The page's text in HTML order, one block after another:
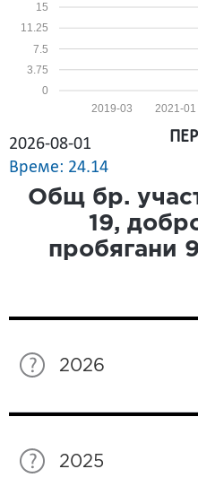
0
3.75
7.5
11.25
15
2021-01
2019-03
2026-08-01
Време: 24.14
Общ бр.
19,
пробягани
2026
2025